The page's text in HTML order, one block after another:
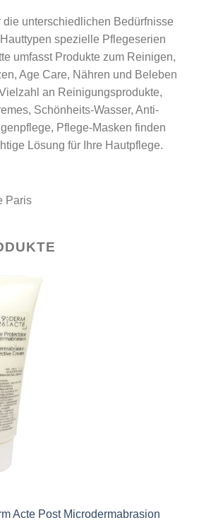
die unterschiedlichen Bedürfnisse
spezielle Pflegeserien
umfasst Produkte zum Reinigen,
Age Care, Nähren und Beleben
an Reinigungsprodukte,
Schönheits-Wasser, Anti-
Pflege-Masken finden
Lösung für Ihre Hautpflege.
Paris
Acte Post Microdermabrasion